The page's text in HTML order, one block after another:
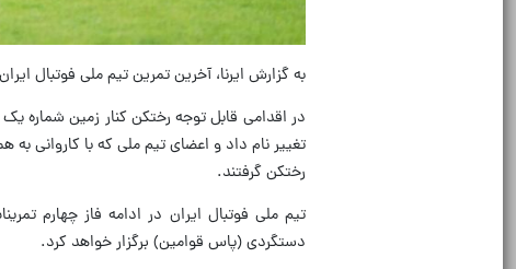
به گزارش ایرنا، آخرین تمرین تیم ملی فوتبال
تغییر نام داد و اعضای تیم ملی که با کاروانی
رختکن گرفتند.
تیم ملی فوتبال ایران در ادامه فاز چهارم
دستگردی (پاس قوامین) برگزار خواهد کرد.